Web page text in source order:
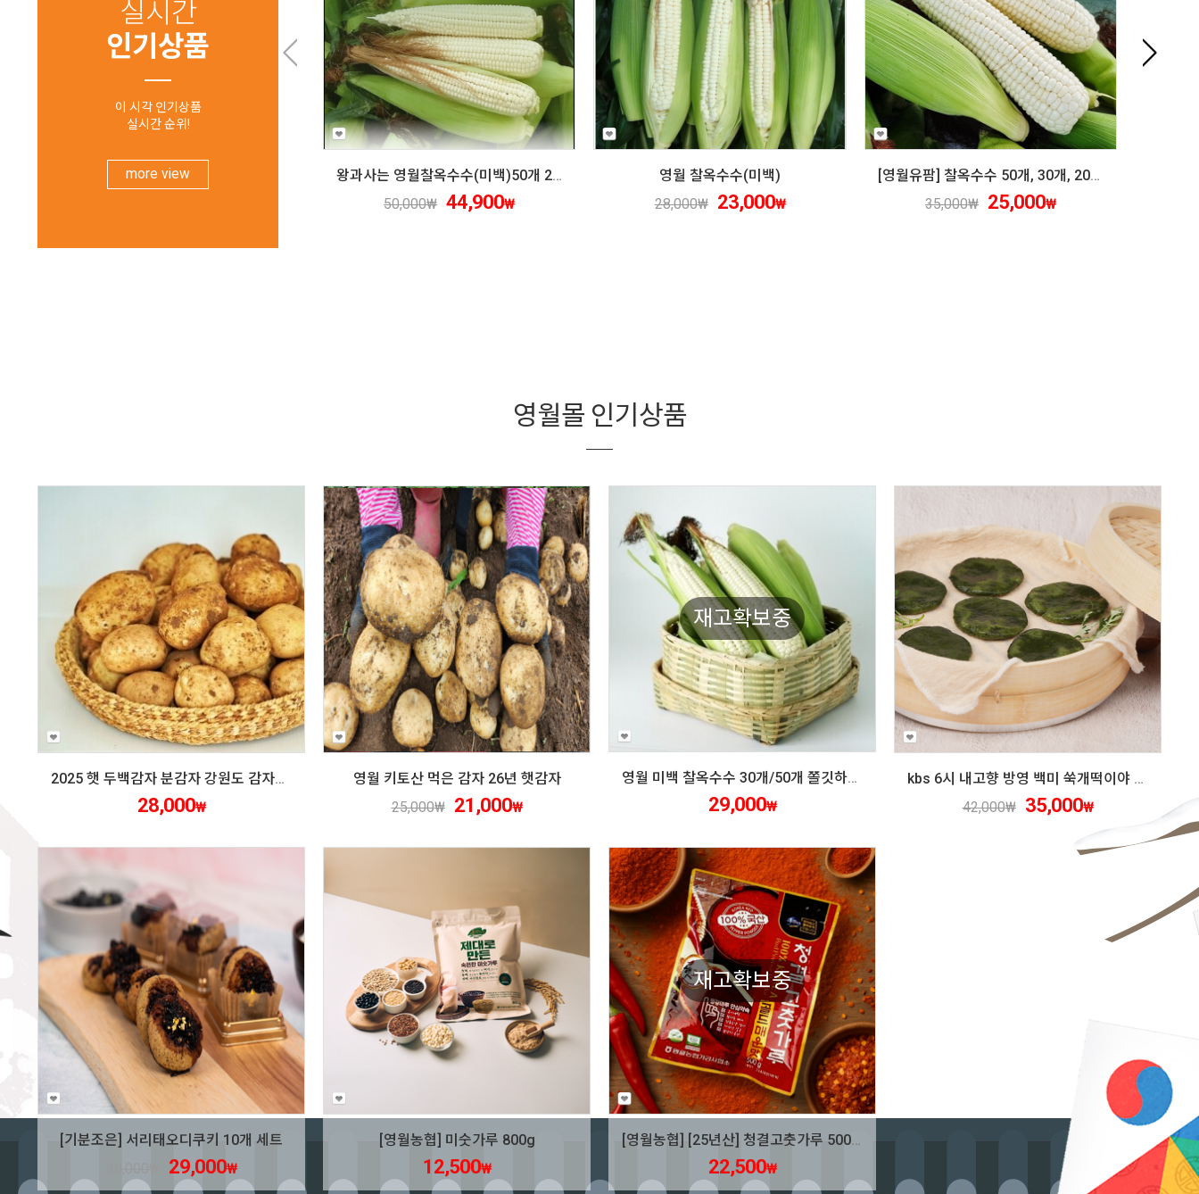
실시간
인기상품
이 시각 인기상품
실시간 순위!
more view
왕과사는 영월찰옥수수(미백)50개 2026년
50,000₩ 44,900₩
영월 찰옥수수(미백)
28,000₩ 23,000₩
[영월유팜] 찰옥수수 50개, 30개, 20개 수확당일발송 예약판매
35,000₩ 25,000₩
영월몰 인기상품
2025 햇 두백감자 분감자 강원도 감자요리 10키로/20키로
28,000₩
영월 키토산 먹은 감자 26년 햇감자
25,000₩ 21,000₩
재고확보중
영월 미백 찰옥수수 30개/50개 쫄깃하고 구수한 강원도 옥수수 쪄먹는 법
29,000₩
kbs 6시 내고향 방영 백미 쑥개떡이야 삶은쑥 국산 선물용 건강간식 직접생산 여행갈때 달지않은 청정지역 동강 저세마을
42,000₩ 35,000₩
[기분조은] 서리태오디쿠키 10개 세트
29,000₩
[영월농협] 미숫가루 800g
12,500₩
재고확보중
[영월농협] [25년산] 청결고춧가루 500g (매운맛)
22,500₩